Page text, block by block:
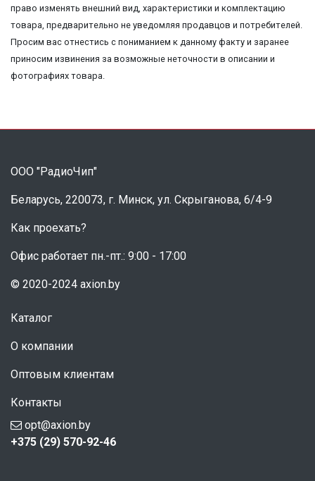
право изменять внешний вид, характеристики и комплектацию
товара, предварительно не уведомляя продавцов и потребителей.
Просим вас отнестись с пониманием к данному факту и заранее
приносим извинения за возможные неточности в описании и
фотографиях товара.
ООО "РадиоЧип"
Беларусь, 220073, г. Минск, ул. Скрыганова, 6/4-9
Как проехать?
Офис работает пн.-пт.: 9:00 - 17:00
© 2020-2024 axion.by
Каталог
О компании
Оптовым клиентам
Контакты
opt@axion.by
+375 (29) 570-92-46